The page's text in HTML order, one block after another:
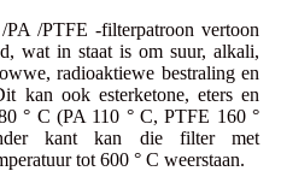
/PTFE -filterpatroon vertoon
wat in staat is om suur, alkali,
radioaktiewe bestraling en
kan ook esterketone, eters en
° C (PA 110 ° C, PTFE 160 °
kant kan die filter met
tot 600 ° C weerstaan.